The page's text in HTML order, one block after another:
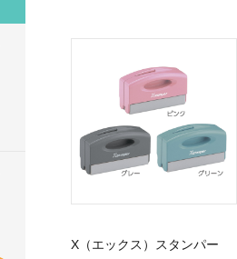
X（エックス）スタンパー